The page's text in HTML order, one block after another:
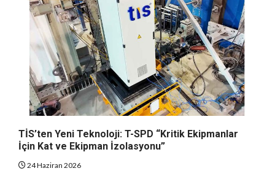
TİS’ten Yeni Teknoloji: T-SPD “Kritik Ekipmanlar
İçin Kat ve Ekipman İzolasyonu”
24 Haziran 2026